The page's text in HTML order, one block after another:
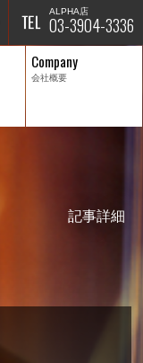
ALPHA店
03-3904-3336
Company
会社概要
記事詳細